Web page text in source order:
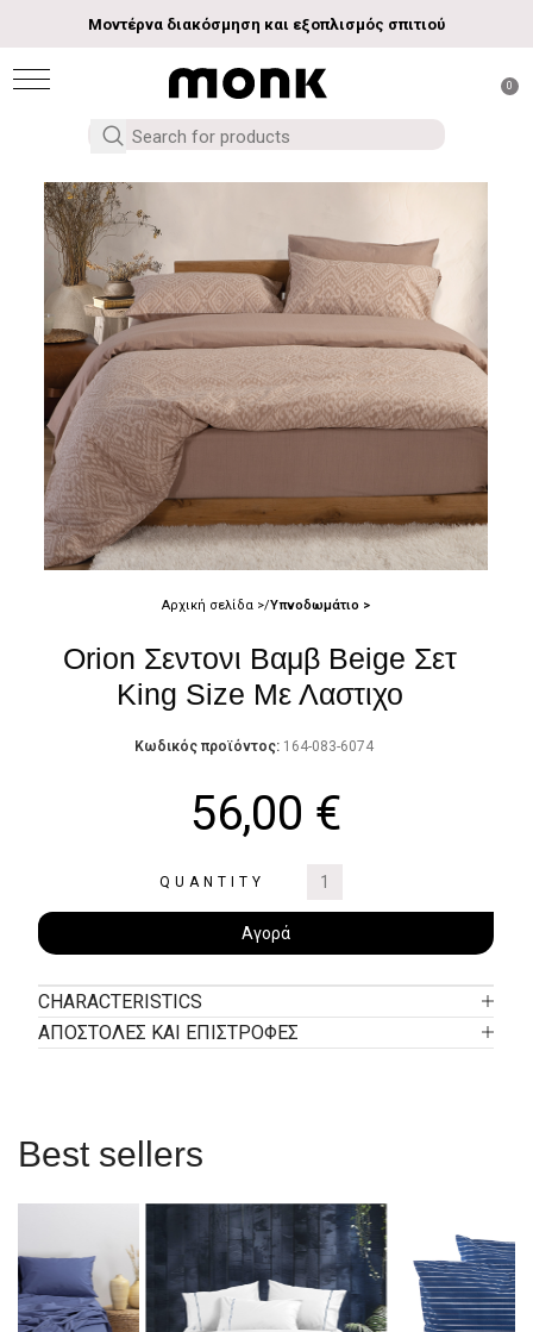
Μοντέρνα διακόσμηση και εξοπλισμός σπιτιού
0
Αρχική σελίδα Υπνοδωμάτιο
Orion Σεντονι Βαμβ Beige Σετ
King Size Με Λαστιχο
Κωδικός προϊόντος: 164-083-6074
56,00 €
QUANTITY
Αγορά
CHARACTERISTICS
ΑΠΟΣΤΟΛΕΣ ΚΑΙ ΕΠΙΣΤΡΟΦΕΣ
Best sellers